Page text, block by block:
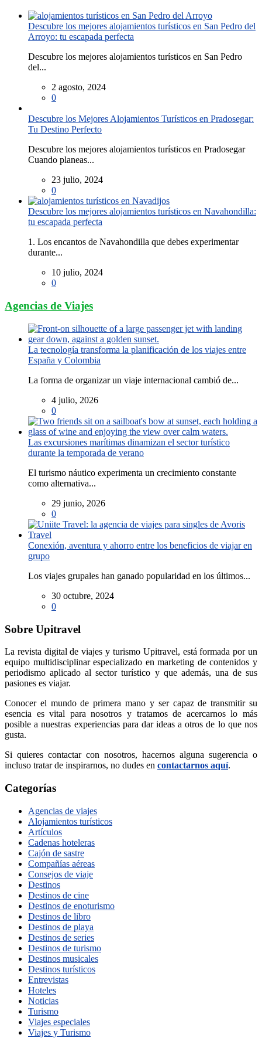
Descubre los mejores alojamientos turísticos en San Pedro del
Arroyo: tu escapada perfecta
Descubre los mejores alojamientos turísticos en San Pedro
del...
2 agosto, 2024
0
Descubre los Mejores Alojamientos Turísticos en Pradosegar:
Tu Destino Perfecto
Descubre los mejores alojamientos turísticos en Pradosegar
Cuando planeas...
23 julio, 2024
0
Descubre los mejores alojamientos turísticos en Navahondilla:
tu escapada perfecta
1. Los encantos de Navahondilla que debes experimentar
durante...
10 julio, 2024
0
Agencias de Viajes
La tecnología transforma la planificación de los viajes entre
España y Colombia
La forma de organizar un viaje internacional cambió de...
4 julio, 2026
0
Las excursiones marítimas dinamizan el sector turístico
durante la temporada de verano
El turismo náutico experimenta un crecimiento constante
como alternativa...
29 junio, 2026
0
Conexión, aventura y ahorro entre los beneficios de viajar en
grupo
Los viajes grupales han ganado popularidad en los últimos...
30 octubre, 2024
0
Sobre Upitravel
La revista digital de viajes y turismo Upitravel, está formada por un
equipo multidisciplinar especializado en marketing de contenidos y
periodismo aplicado al sector turístico y que además, una de sus
pasiones es viajar.
Conocer el mundo de primera mano y ser capaz de transmitir su
esencia es vital para nosotros y tratamos de acercarnos lo más
posible a nuestras experiencias para dar ideas a otros de lo que nos
gusta.
Si quieres contactar con nosotros, hacernos alguna sugerencia o
incluso tratar de inspirarnos, no dudes en contactarnos aquí.
Categorías
Agencias de viajes
Alojamientos turísticos
Artículos
Cadenas hoteleras
Cajón de sastre
Compañías aéreas
Consejos de viaje
Destinos
Destinos de cine
Destinos de enoturismo
Destinos de libro
Destinos de playa
Destinos de series
Destinos de turismo
Destinos musicales
Destinos turísticos
Entrevistas
Hoteles
Noticias
Turismo
Viajes especiales
Viajes y Turismo